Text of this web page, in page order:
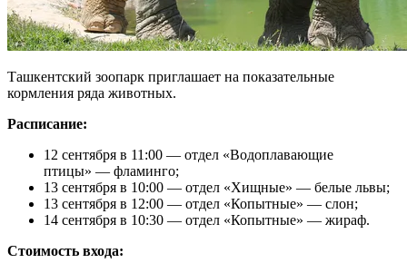
Ташкентский зоопарк приглашает на показательные
кормления ряда животных.
Расписание:
12 сентября в 11:00 — отдел «Водоплавающие
птицы» — фламинго;
13 сентября в 10:00 — отдел «Хищные» — белые львы;
13 сентября в 12:00 — отдел «Копытные» — слон;
14 сентября в 10:30 — отдел «Копытные» — жираф.
Cтоимость входа: